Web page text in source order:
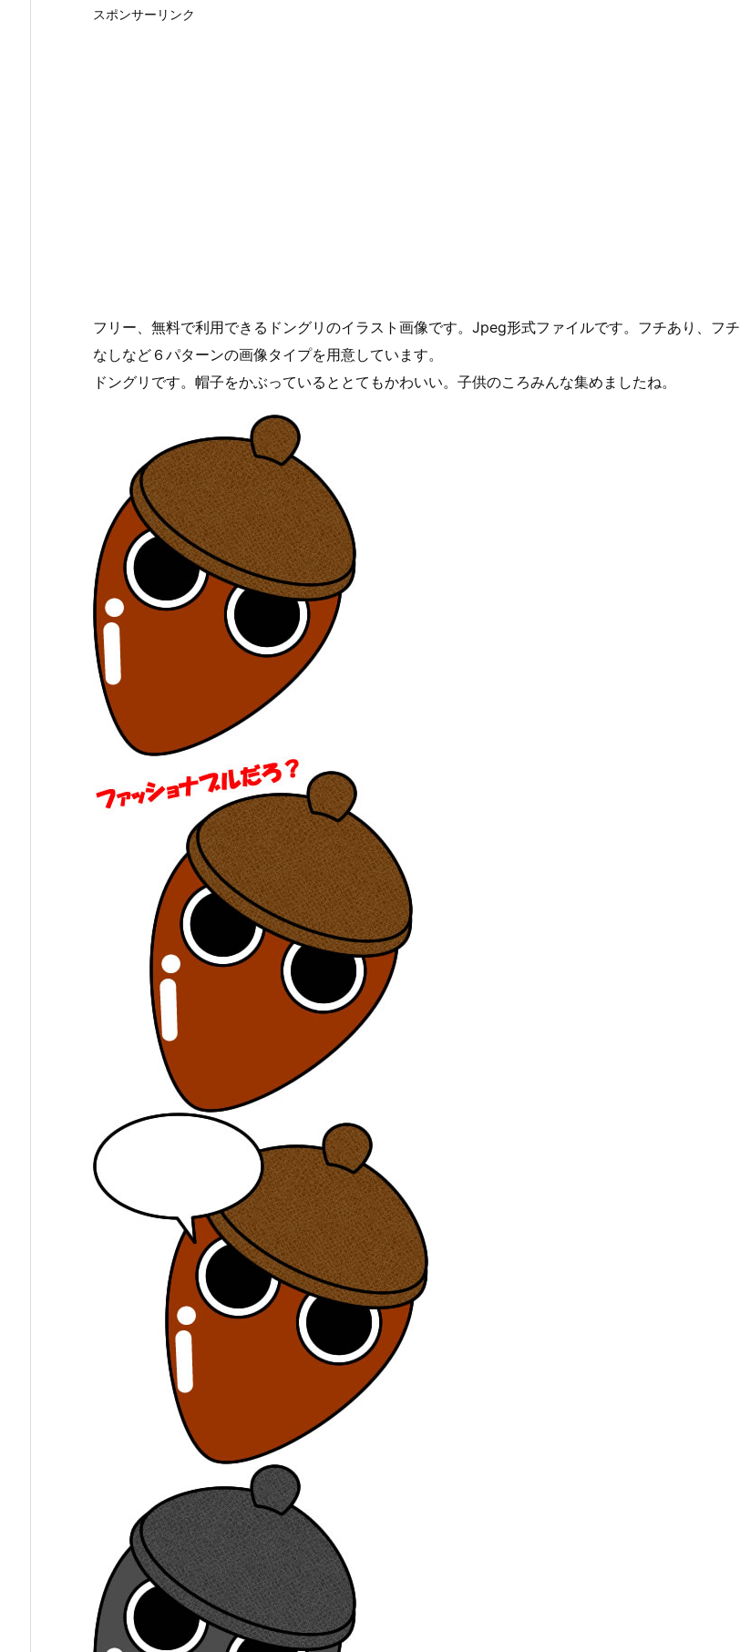
スポンサーリンク
フリー、無料で利用できるドングリのイラスト画像です。Jpeg形式ファイルです。フチあり、フチ
なしなど６パターンの画像タイプを用意しています。
ドングリです。帽子をかぶっているととてもかわいい。子供のころみんな集めましたね。